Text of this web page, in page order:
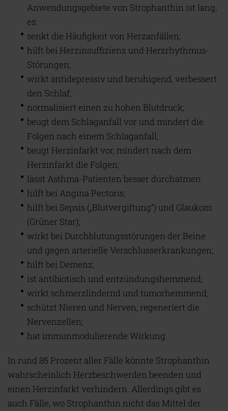
Anwendungsgebiete von Strophanthin ist lang,
es:
senkt die Häufigkeit von Herzanfällen;
hilft bei Herzinsuffizienz und Herzrhythmus-
Störungen;
wirkt antidepressiv und beruhigend, verbessert
den Schlaf;
normalisiert einen zu hohen Blutdruck;
beugt dem Schlaganfall vor und mindert die
Folgen nach einem Schlaganfall;
beugt Herzinfarkt vor, mindert nach dem
Herzinfarkt die Folgen;
lässt Asthma-Patienten besser durchatmen
hilft bei Angina Pectoris;
hilft bei Sepsis („Blutvergiftung“) und Glaukom
(Grüner Star);
wirkt bei Durchblutungsstörungen der Beine
und gegen arterielle Verschlusserkrankungen;
hilft bei Demenz;
ist antibiotisch und entzündungshemmend;
wirkt schmerzlindernd und tumorhemmend;
schützt Nieren und Nerven, regeneriert die
Nervenzellen;
hat immunmodulierende Wirkung.
In rund 85 Prozent aller Fälle könnte Strophanthin
wahrscheinlich Herzbeschwerden beenden und
einen Herzinfarkt verhindern. Allerdings gibt es
auch Fälle, wo Strophanthin nicht das Mittel der